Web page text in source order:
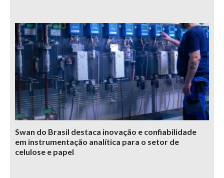
Swan do Brasil destaca inovação e confiabilidade
em instrumentação analítica para o setor de
celulose e papel